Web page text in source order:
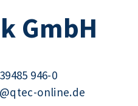
GmbH
946-0
online.de